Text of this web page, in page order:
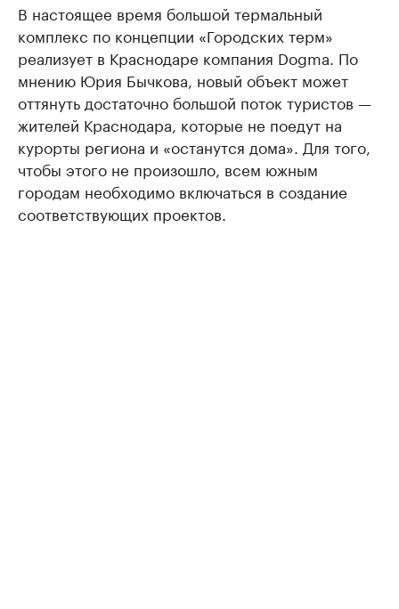
В настоящее время большой термальный
комплекс по концепции «Городских терм»
реализует в Краснодаре компания Dogma. По
мнению Юрия Бычкова, новый объект может
оттянуть достаточно большой поток туристов —
жителей Краснодара, которые не поедут на
курорты региона и «останутся дома». Для того,
чтобы этого не произошло, всем южным
городам необходимо включаться в создание
соответствующих проектов.